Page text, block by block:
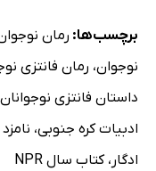
برچسب‌ها: رمان
نوجوان، رمان فانتزی
داستان فانتزی نوجوانان
ادبیات کره جنوبی،
ادگار ،کتاب سال NPR